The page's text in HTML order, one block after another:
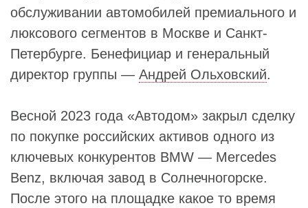
обслуживании автомобилей премиального и
люксового сегментов в Москве и Санкт-
Петербурге. Бенефициар и генеральный
директор группы — Андрей Ольховский.
Весной 2023 года «Автодом» закрыл сделку
по покупке российских активов одного из
ключевых конкурентов BMW — Mercedes
Benz, включая завод в Солнечногорске.
После этого на площадке какое то время